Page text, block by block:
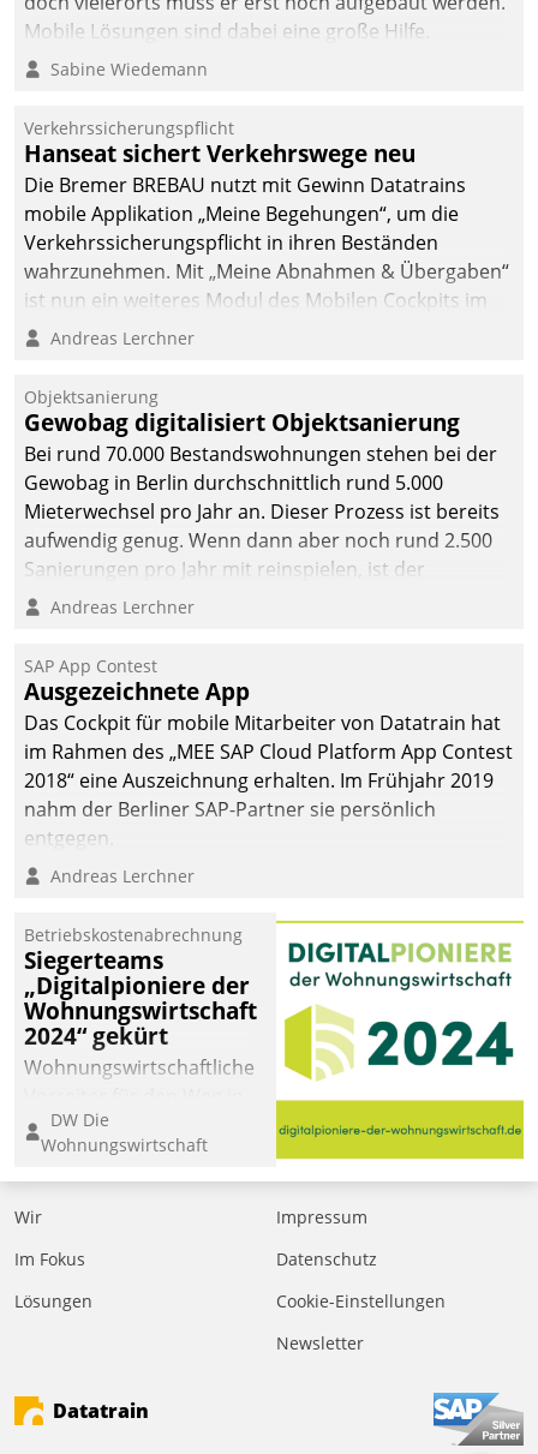
Mobile Lösungen sind dabei eine große Hilfe.
Sabine Wiedemann
Verkehrssicherungspflicht
Hanseat sichert Verkehrswege neu
Die Bremer BREBAU nutzt mit Gewinn Datatrains
mobile Applikation „Meine Begehungen“, um die
Verkehrssicherungspflicht in ihren Beständen
wahrzunehmen. Mit „Meine Abnahmen & Übergaben“
ist nun ein weiteres Modul des Mobilen Cockpits im
Einsatz.
Andreas Lerchner
Objektsanierung
Gewobag digitalisiert Objektsanierung
Bei rund 70.000 Bestandswohnungen stehen bei der
Gewobag in Berlin durchschnittlich rund 5.000
Mieterwechsel pro Jahr an. Dieser Prozess ist bereits
aufwendig genug. Wenn dann aber noch rund 2.500
Sanierungen pro Jahr mit reinspielen, ist der
Betreuungs- und Organisationsaufwand immens. Im
kommunale Wohnungsbauunternehmen daher
gemeinsam mit der Berliner Datatrain GmbH den
Teilprozess der Objektsanierung digitalisiert.
Andreas Lerchner
SAP App Contest
Ausgezeichnete App
Das Cockpit für mobile Mitarbeiter von Datatrain hat
im Rahmen des „MEE SAP Cloud Platform App Contest
2018“ eine Auszeichnung erhalten. Im Frühjahr 2019
nahm der Berliner SAP-Partner sie persönlich
entgegen.
Andreas Lerchner
Betriebskostenabrechnung
Siegerteams
„Digitalpioniere der
Wohnungswirtschaft
2024“ gekürt
Wohnungswirtschaftliche
eine digitale Zukunft zu
finden, ist das Ziel des
Awards „Digitalpioniere
der
Bewerben können sich
dafür ein Team
DW Die
Wohnungswirtschaft
Wir
Im Fokus
Lösungen
Impressum
Datenschutz
Cookie-Einstellungen
Newsletter
Datatrain